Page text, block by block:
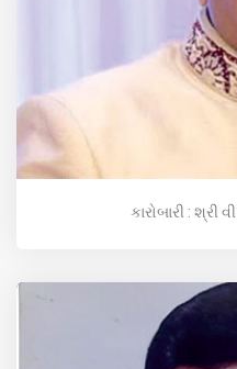
કારોબારી : શ્રી